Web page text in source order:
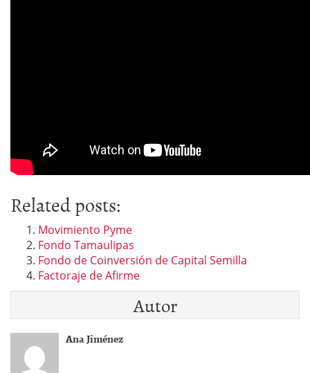
Related posts:
Movimiento Pyme
Fondo Tamaulipas
Fondo de Coinversión de Capital Semilla
Factoraje de Afirme
Autor
Ana Jiménez